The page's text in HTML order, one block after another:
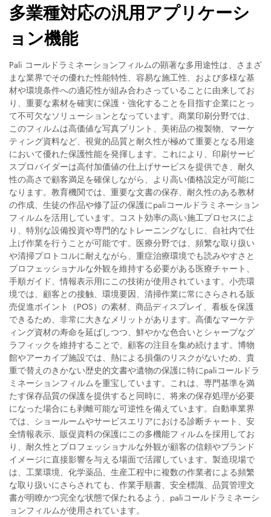
多業種対応の汎用アプリケーシ
ョン機能
Pali コールドラミネーションフィルムの顕著な多用途性は、さまざ
まな業界でその優れた性能特性、容易な施工性、および多様な基
材や環境条件への適応性が組み合わさっていることに由来してお
り、重要な素材を確実に保護・強化することを目指す企業にとっ
て不可欠なソリューションとなっています。商業印刷分野では、
このフィルムは高価値な写真プリント、美術品の複製物、マーケ
ティング資料など、視覚的品質と耐久性が極めて重要となる用途
において優れた保護性能を発揮します。これにより、印刷サービ
スプロバイダーは高付加価値の仕上げサービスを提供でき、耐久
性の高さで顧客満足を確保しながら、より高い価格設定が可能に
なります。教育機関では、重要な文書の保存、耐久性のある教材
の作成、生徒の作品や修了証の保護にpaliコールドラミネーション
フィルムを活用しています。コスト効率の高い施工プロセスによ
り、特別な設備投資や専門的なトレーニングなしに、自社内で仕
上げ作業を行うことが可能です。医療分野では、頻繁な取り扱い
や清掃プロトコルに耐えながら、重症治療環境でも読みやすさと
プロフェッショナルな外観を維持する必要がある医療チャート、
手順ガイド、情報表示用にこの技術が使用されています。小売環
境では、顧客との接触、環境要因、清掃作業に常にさらされる販
売促進ポイント（POS）の素材、商品ディスプレイ、看板を保護
できるため、非常に大きなメリットがあります。高価なマーケテ
ィング資材の寿命を延ばしつつ、鮮やかな色合いとシャープなグ
ラフィックを維持することで、顧客の注目を集め続けます。博物
館やアーカイブ施設では、熱による損傷のリスクがないため、貴
重で替えのきかない歴史的文書や遺物の保護に特にpaliコールドラ
ミネーションフィルムを重宝しています。これは、専門基準を満
たす保存品質の保護を提供すると同時に、将来の保存処理が必要
になった場合にも剥離可能な可逆性を備えています。自動車業界
では、ショールームやサービスエリアにおける診断チャート、安
全情報表示、販促資料の保護にこの多機能フィルムを採用してお
り、耐久性とプロフェッショナルな外観が顧客の信頼やブランド
イメージに直接影響を与える場面で活躍しています。製造現場で
は、工業環境、化学薬品、生産工程中に複数の作業者による頻繁
な取り扱いにさらされても、作業手順書、安全標識、品質管理文
書が明瞭かつ完全な状態で保たれるよう、paliコールドラミネーシ
ョンフィルムが使用されています。